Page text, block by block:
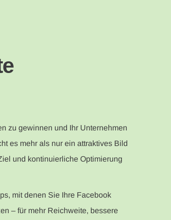
zu gewinnen und Ihr Unternehmen
es mehr als nur ein attraktives Bild
und kontinuierliche Optimierung
mit denen Sie Ihre Facebook
– für mehr Reichweite, bessere